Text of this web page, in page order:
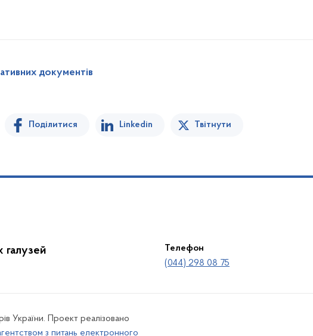
документів
Поділитися Linkedin Твітнути
галузей
Телефон
(044) 298 08 75
України. Проект реалізовано
з питань електронного